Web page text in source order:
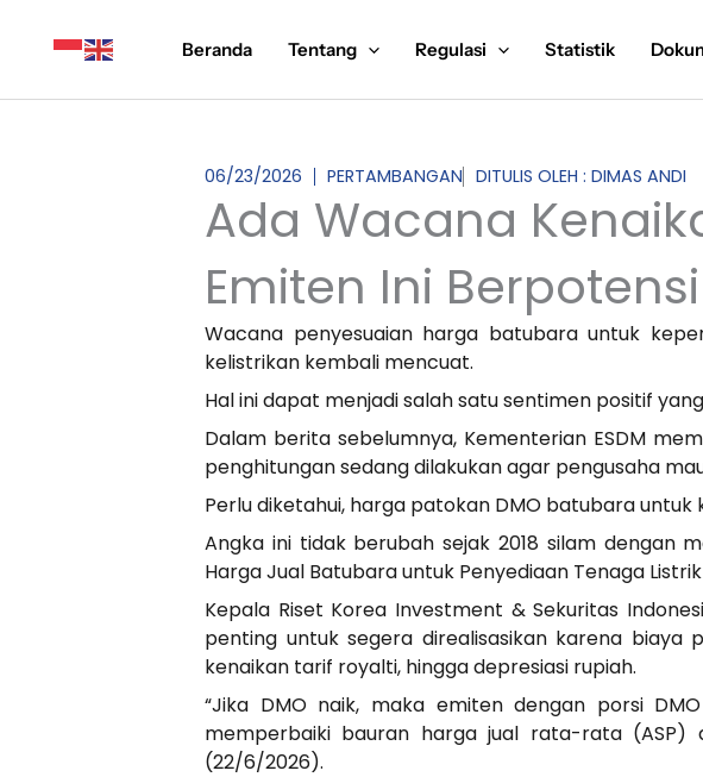
Beranda Tentang Regulasi Statistik
06/23/2026 PERTAMBANGAN DITULIS OLEH : DIMAS ANDI
Ada Wacana
Emiten Ini
Wacana penyesuaian harga batubara untuk
kelistrikan kembali mencuat.
Hal ini dapat menjadi salah satu sentimen positif
Dalam berita sebelumnya, Kementerian ESDM
penghitungan sedang dilakukan agar pengusaha
Perlu diketahui, harga patokan DMO batubara
Angka ini tidak berubah sejak 2018 silam dengan
Harga Jual Batubara untuk Penyediaan Tenaga
Kepala Riset Korea Investment & Sekuritas
penting untuk segera direalisasikan karena biaya
kenaikan tarif royalti, hingga depresiasi rupiah.
“Jika DMO naik, maka emiten dengan porsi
memperbaiki bauran harga jual rata-rata (ASP)
(22/6/2026).